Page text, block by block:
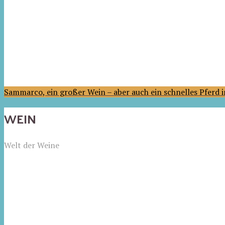
Sammarco, ein großer Wein – aber auch ein schnelles Pferd
WEIN
Welt der Weine